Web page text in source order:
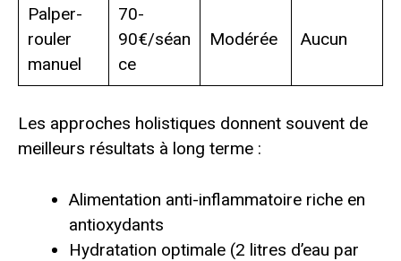
Palper-
rouler
manuel
70-
90€/séan
ce
Modérée Aucun
Les approches holistiques donnent souvent de
meilleurs résultats à long terme :
Alimentation anti-inflammatoire riche en
antioxydants
Hydratation optimale (2 litres d’eau par